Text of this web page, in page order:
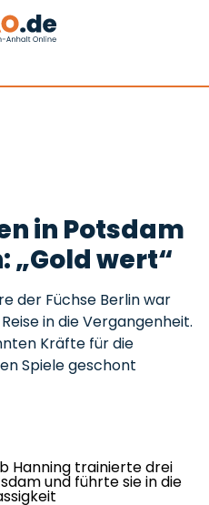
in Potsdam
„Gold wert“
der Füchse Berlin war
in die Vergangenheit.
Kräfte für die
Spiele geschont